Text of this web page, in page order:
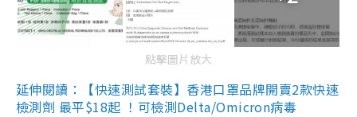
點擊圖片放大
延伸閱讀：【快速測試套裝】香港口罩品牌開賣2款快速
檢測劑 最平$18起 ！可檢測Delta/Omicron病毒